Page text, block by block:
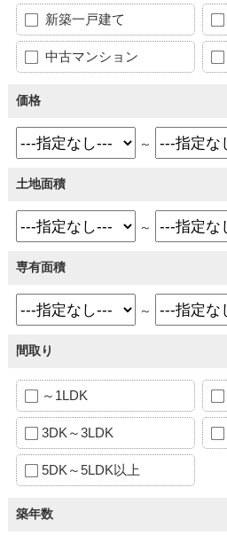
新築一戸建て
中古マンション
価格
～
土地面積
～
専有面積
～
間取り
～1LDK
3DK～3LDK
5DK～5LDK以上
築年数